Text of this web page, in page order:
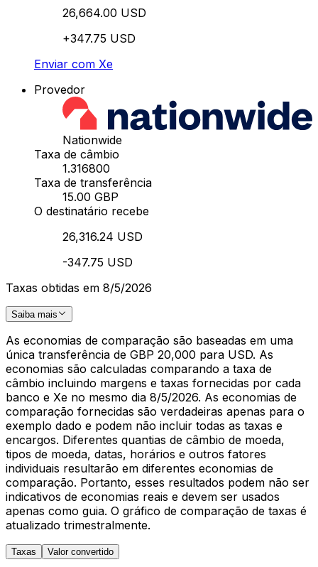
26,664.00 USD
+347.75 USD
Enviar com Xe
Provedor
Nationwide
Taxa de câmbio
1.316800
Taxa de transferência
15.00 GBP
O destinatário recebe
26,316.24 USD
-347.75 USD
Taxas obtidas em 8/5/2026
Saiba mais
As economias de comparação são baseadas em uma
única transferência de GBP 20,000 para USD. As
economias são calculadas comparando a taxa de
câmbio incluindo margens e taxas fornecidas por cada
banco e Xe no mesmo dia 8/5/2026. As economias de
comparação fornecidas são verdadeiras apenas para o
exemplo dado e podem não incluir todas as taxas e
encargos. Diferentes quantias de câmbio de moeda,
tipos de moeda, datas, horários e outros fatores
individuais resultarão em diferentes economias de
comparação. Portanto, esses resultados podem não ser
indicativos de economias reais e devem ser usados
apenas como guia. O gráfico de comparação de taxas é
atualizado trimestralmente.
Taxas Valor convertido